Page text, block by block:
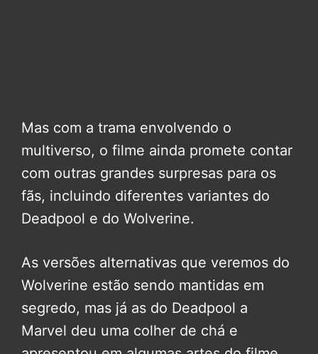
Mas com a trama envolvendo o
multiverso, o filme ainda promete contar
com outras grandes surpresas para os
fãs, incluindo diferentes variantes do
Deadpool e do Wolverine.
As versões alternativas que veremos do
Wolverine estão sendo mantidas em
segredo, mas já as do Deadpool a
Marvel deu uma colher de chá e